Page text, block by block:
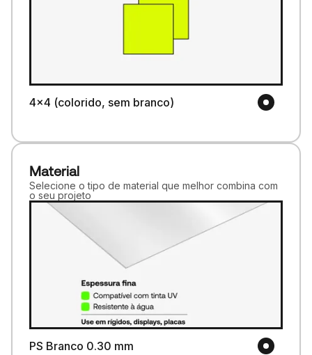
4x4 (colorido, sem branco)
Material
Selecione o tipo de material que melhor combina com
o seu projeto
PS Branco 0.30 mm